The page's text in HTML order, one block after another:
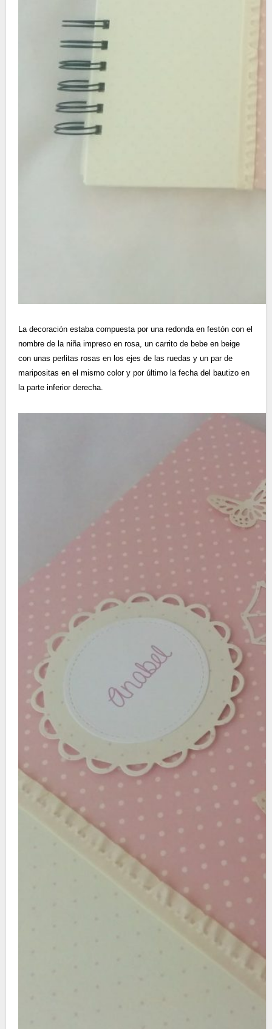
La decoración estaba compuesta por una redonda en festón con el
nombre de la niña impreso en rosa, un carrito de bebe en beige
con unas perlitas rosas en los ejes de las ruedas y un par de
maripositas en el mismo color y por último la fecha del bautizo en
la parte inferior derecha.